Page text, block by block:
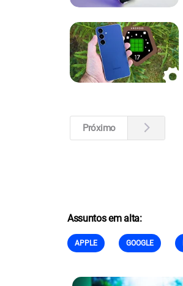
Próximo
Assuntos em alta:
APPLE GOOGLE